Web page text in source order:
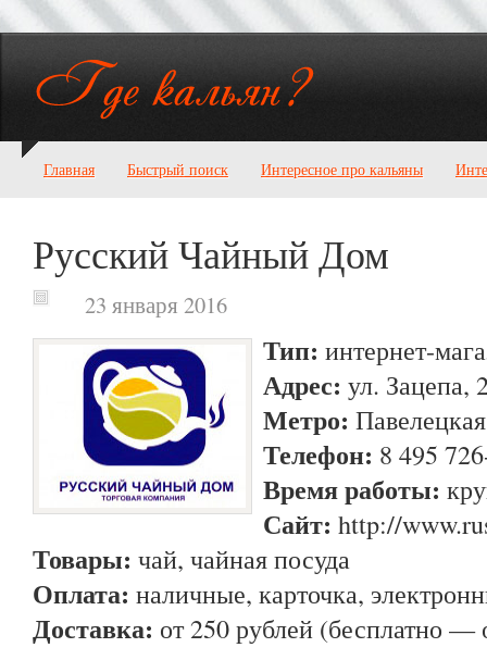
Главная Быстрый поиск Интересное про кальяны
Русский Чайный Дом
23 января 2016
Тип: интернет-
Адрес: ул. Зацепа,
Метро: Павелецкая
Телефон: 8 495
Время работы:
Сайт: http://
Товары: чай, чайная посуда
Оплата: наличные, карточка,
Доставка: от 250 рублей (бесплатно —